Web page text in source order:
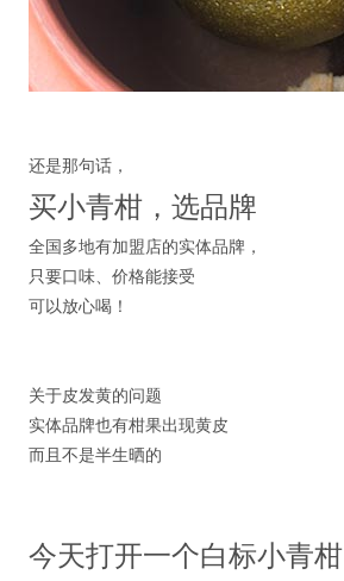
还是那句话，
买小青柑，选品牌
全国多地有加盟店的实体品牌，
只要口味、价格能接受
可以放心喝！
关于皮发黄的问题
实体品牌也有柑果出现黄皮
而且不是半生晒的
今天打开一个白标小青柑